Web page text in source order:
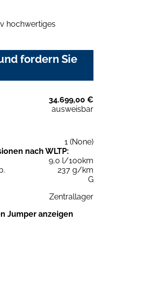
hochwertiges
fordern Sie
34.699,00 €
ausweisbar
1 (None)
nach WLTP:
9,0 l/100km
237 g/km
G
Zentrallager
Jumper anzeigen